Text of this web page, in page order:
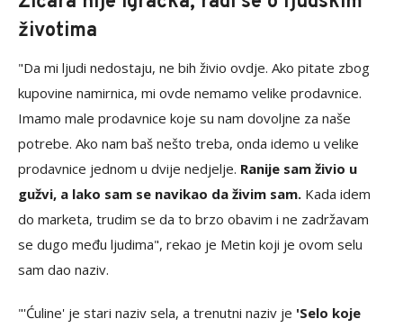
životima
"Da mi ljudi nedostaju, ne bih živio ovdje. Ako pitate zbog
kupovine namirnica, mi ovde nemamo velike prodavnice.
Imamo male prodavnice koje su nam dovoljne za naše
potrebe. Ako nam baš nešto treba, onda idemo u velike
prodavnice jednom u dvije nedjelje. Ranije sam živio u
gužvi, a lako sam se navikao da živim sam. Kada idem
do marketa, trudim se da to brzo obavim i ne zadržavam
se dugo među ljudima", rekao je Metin koji je ovom selu
sam dao naziv.
"'Ćuline' je stari naziv sela, a trenutni naziv je 'Selo koje